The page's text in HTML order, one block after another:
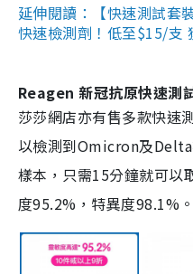
延伸閱讀：【快速測試套
快速檢測劑！低至$15/支
Reagen 新冠抗原快速測
莎莎網店亦有售多款快速
以檢測到Omicron及
樣本，只需15分鐘就可以
度95.2%，特異度98.1%。